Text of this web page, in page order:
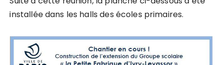
installée dans les halls des écoles primaires.